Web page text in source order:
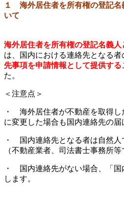
１ 海外居住者を所有権の登記名
いて
海外居住者を所有権の登記名義
は、国内における連絡先となる
先事項を申請情報として提供する
た。
＜注意点＞
・ 海外居住者が不動産を取得
に変更した場合も国内連絡先の届
・ 国内連絡先となる者は自然人
（不動産業者、司法書士事務所等
・ 国内連絡先がない場合、「
します。